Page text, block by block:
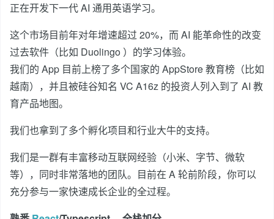
正在开发下一代 AI 通用英语学习。
这个市场目前年对年增速超过 20%，而 AI 能革命性的改变
过去软件（比如 Duolingo ）的学习体验。
我们的 App 目前上榜了多个国家的 AppStore 教育榜（比如
越南），并且被硅谷知名 VC A16z 的投资人列入到了 AI 教
育产品地图。
我们也拿到了多个孵化项目和行业大牛的支持。
我们是一群有丰富移动互联网经验（小米、字节、微软
等），同时非常落地的团队。目前在 A 轮前阶段，你可以
充分参与一家快速成长企业的全过程。